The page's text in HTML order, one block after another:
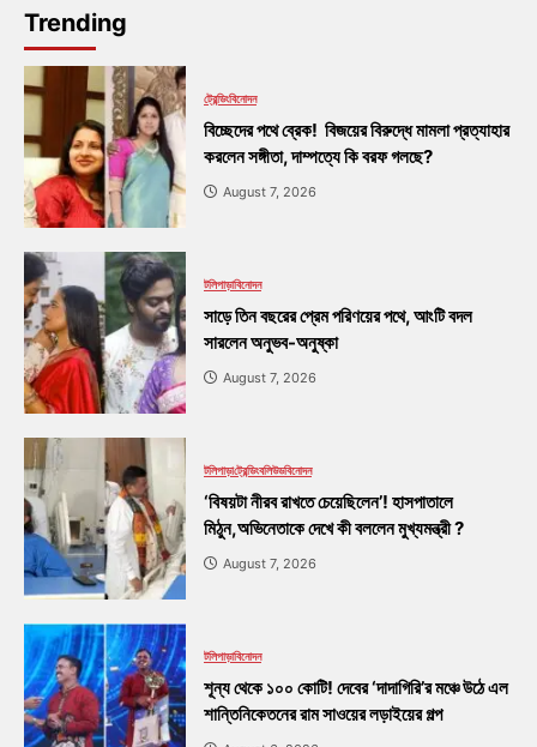
Trending
ট্রেন্ডিংবিনোদন
বিচ্ছেদের পথে ব্রেক! বিজয়ের বিরুদ্ধে মামলা প্রত্যাহার
করলেন সঙ্গীতা, দাম্পত্যে কি বরফ গলছে?
August 7, 2026
টলিপাড়াবিনোদন
সাড়ে তিন বছরের প্রেম পরিণয়ের পথে, আংটি বদল
সারলেন অনুভব-অনুষ্কা
August 7, 2026
টলিপাড়াট্রেন্ডিংবলিউডবিনোদন
‘বিষয়টা নীরব রাখতে চেয়েছিলেন’! হাসপাতালে
মিঠুন,অভিনেতাকে দেখে কী বললেন মুখ্যমন্ত্রী ?
August 7, 2026
টলিপাড়াবিনোদন
শূন্য থেকে ১০০ কোটি! দেবের ‘দাদাগিরি’র মঞ্চে উঠে এল
শান্তিনিকেতনের রাম সাওয়ের লড়াইয়ের গল্প